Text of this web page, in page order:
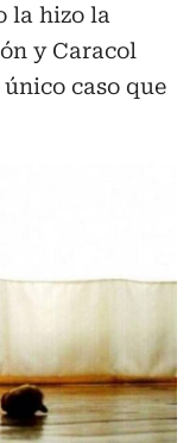
la hizo la
y Caracol
caso que